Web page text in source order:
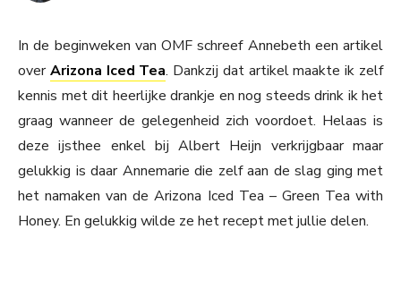
In de beginweken van OMF schreef Annebeth een artikel
overArizona Iced Tea. Dankzij dat artikel maakte ik zelf
kennis met dit heerlijke drankje en nog steeds drink ik het
graag wanneer de gelegenheid zich voordoet. Helaas is
deze ijsthee enkel bij Albert Heijn verkrijgbaar maar
gelukkig is daar Annemarie die zelf aan de slag ging met
het namaken van de Arizona Iced Tea – Green Tea with
Honey. En gelukkig wilde ze het recept met jullie delen.